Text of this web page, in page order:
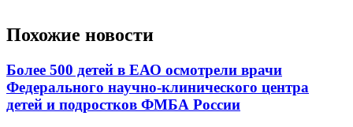
Похожие новости
Более 500 детей в ЕАО осмотрели врачи
Федерального научно-клинического центра
детей и подростков ФМБА России